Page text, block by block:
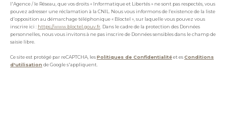
l'Agence / le Réseau, que vos droits « Informatique et Libertés » ne sont pas respectés, vous
pouvez adresser une réclamation à la CNIL. Nous vous informons de l’existence de la liste
d'opposition au démarchage téléphonique « Bloctel », sur laquelle vous pouvez vous
inscrire ici : https://www.bloctel.gouv.fr . Dans le cadre de la protection des Données
personnelles, nous vous invitons à ne pas inscrire de Données sensibles dans le champ de
saisie libre.
Ce site est protégé par reCAPTCHA, lesPolitiques de Confidentialitéet esConditions
d'utilisation de Google s'appliquent.